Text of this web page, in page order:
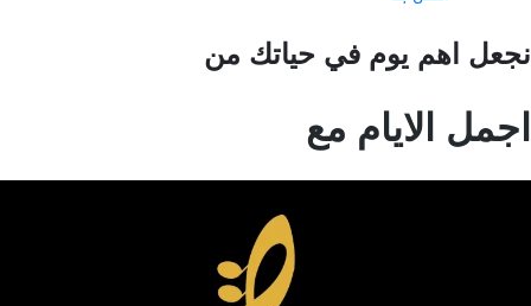
اهم يوم في حياتك من
الايام مع